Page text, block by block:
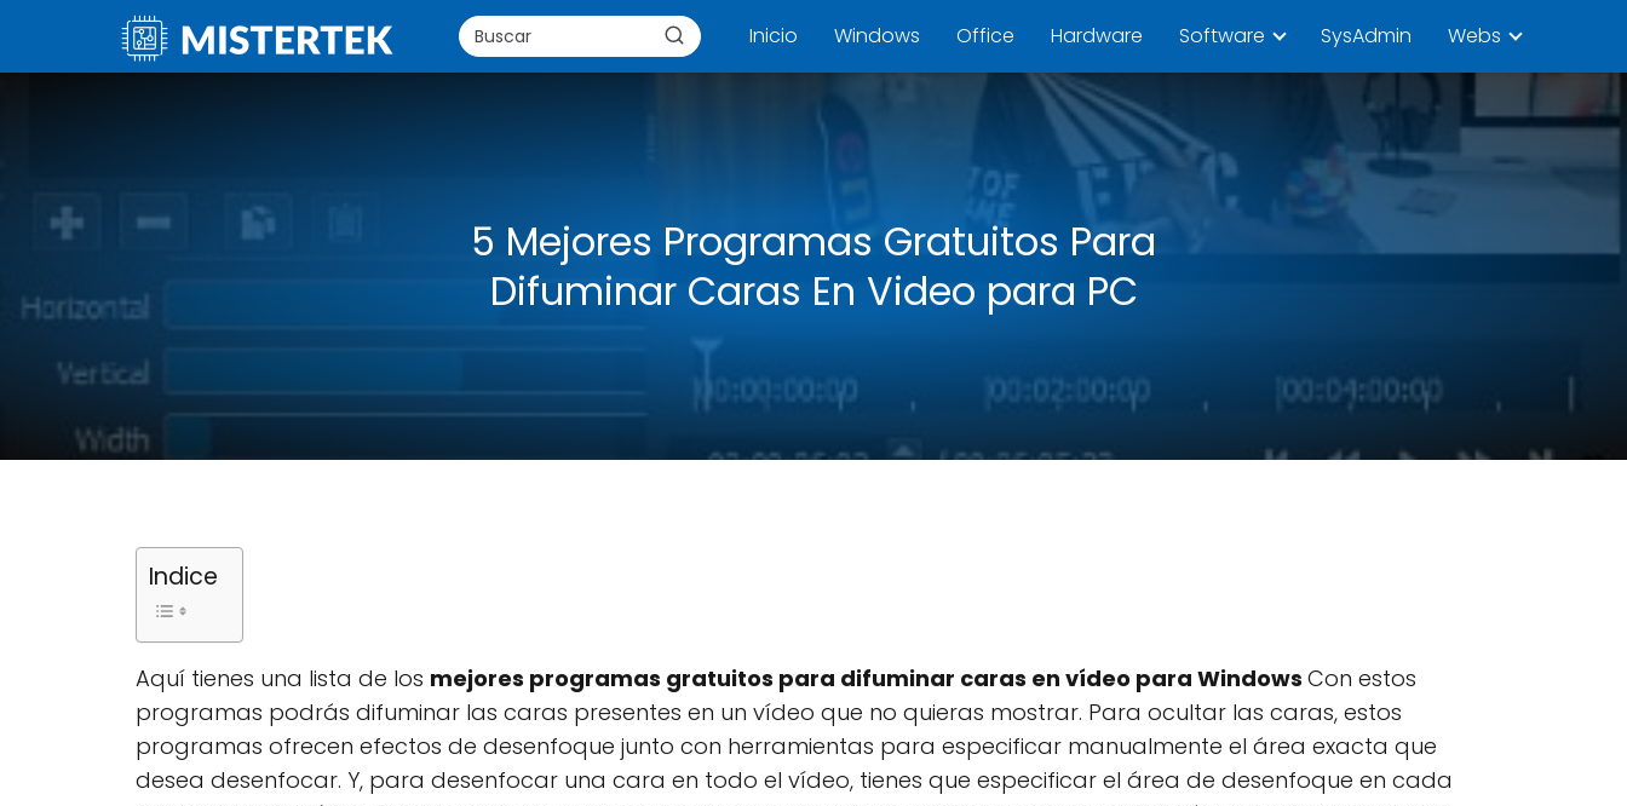
Inicio Windows Office Hardware Software SysAdmin Webs
5 Mejores Programas Gratuitos Para
Difuminar Caras En Video para PC
Indice
Aquí tienes una lista de los mejores programas gratuitos para difuminar caras en vídeo para Windows Con estos
programas podrás difuminar las caras presentes en un vídeo que no quieras mostrar. Para ocultar las caras, estos
programas ofrecen efectos de desenfoque junto con herramientas para especificar manualmente el área exacta que
desea desenfocar. Y, para desenfocar una cara en todo el vídeo, tienes que especificar el área de desenfoque en cada